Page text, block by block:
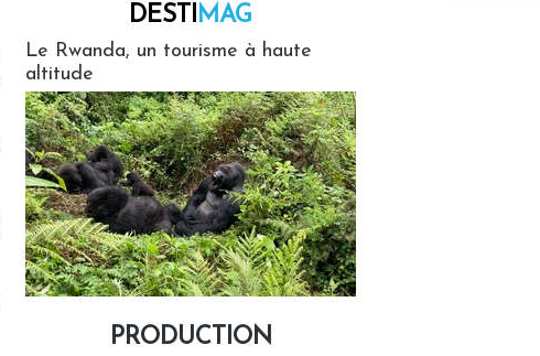
DESTIMAG
Le Rwanda, un tourisme à haute
altitude
PRODUCTION